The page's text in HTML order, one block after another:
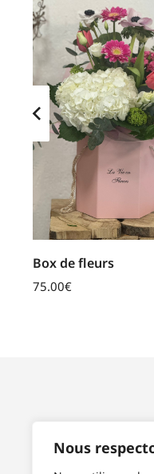
Nous
Box de fleurs
75.00€